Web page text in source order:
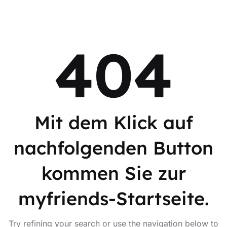
404
Mit dem Klick auf
nachfolgenden Button
kommen Sie zur
myfriends-Startseite.
Try refining your search or use the navigation below to